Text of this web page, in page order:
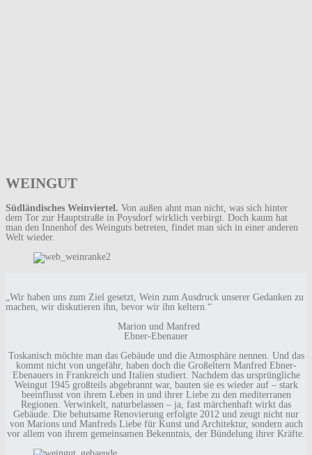
WEINGUT
Südländisches Weinviertel. Von außen ahnt man nicht, was sich hinter
dem Tor zur Hauptstraße in Poysdorf wirklich verbirgt. Doch kaum hat
man den Innenhof des Weinguts betreten, findet man sich in einer anderen
Welt wieder.
„Wir haben uns zum Ziel gesetzt, Wein zum Ausdruck unserer Gedanken zu
machen, wir diskutieren ihn, bevor wir ihn keltern.“
Marion und Manfred
Ebner-Ebenauer
Toskanisch möchte man das Gebäude und die Atmosphäre nennen. Und das
kommt nicht von ungefähr, haben doch die Großeltern Manfred Ebner-
Ebenauers in Frankreich und Italien studiert. Nachdem das ursprüngliche
Weingut 1945 großteils abgebrannt war, bauten sie es wieder auf – stark
beeinflusst von ihrem Leben in und ihrer Liebe zu den mediterranen
Regionen. Verwinkelt, naturbelassen – ja, fast märchenhaft wirkt das
Gebäude. Die behutsame Renovierung erfolgte 2012 und zeugt nicht nur
von Marions und Manfreds Liebe für Kunst und Architektur, sondern auch
vor allem von ihrem gemeinsamen Bekenntnis, der Bündelung ihrer Kräfte.